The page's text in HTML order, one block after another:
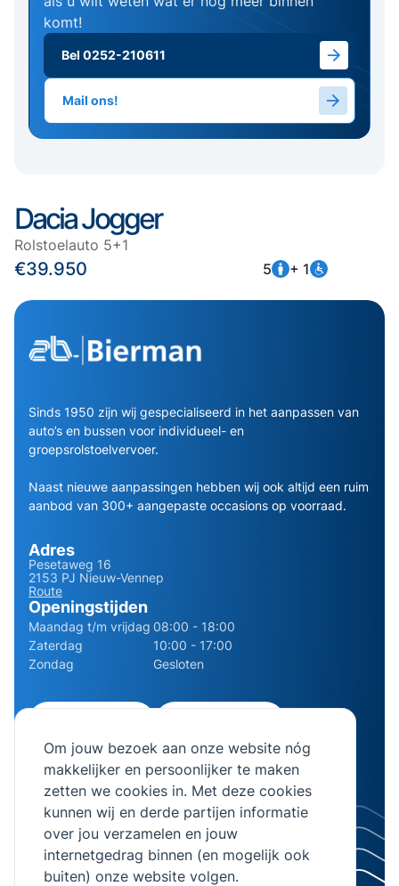
Om jouw bezoek aan onze website nóg
makkelijker en persoonlijker te maken
zetten we cookies in. Met deze cookies
kunnen wij en derde partijen informatie
over jou verzamelen en jouw
internetgedrag binnen (en mogelijk ook
buiten) onze website volgen.
komt!
Bel 0252-210611
Mail ons!
Dacia Jogger
Rolstoelauto 5+1
€39.950 5 + 1
Sinds 1950 zijn wij gespecialiseerd in het aanpassen van
auto’s en bussen voor individueel- en
groepsrolstoelvervoer.
Naast nieuwe aanpassingen hebben wij ook altijd een ruim
aanbod van 300+ aangepaste occasions op voorraad.
Adres
Pesetaweg 16
2153 PJ Nieuw-Vennep
Route
Openingstijden
Maandag t/m vrijdag 08:00 - 18:00
Zaterdag
10:00 - 17:00
Zondag
Gesloten
info@bierman.eu
© 2026 AB Bierman. Alle rechten voorbehouden.